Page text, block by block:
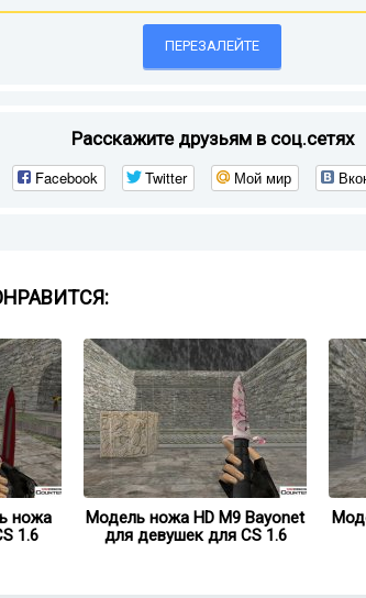
ПЕРЕЗАЛЕЙТЕ
Расскажите друзьям в соц.сетях
Facebook Twitter Мой мир
ножа
1.6
Модель ножа HD M9 Bayonet
для девушек для CS 1.6